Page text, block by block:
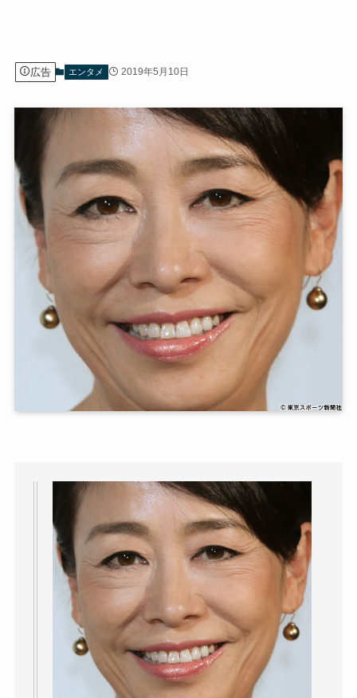
広告 エンタメ 2019年5月10日